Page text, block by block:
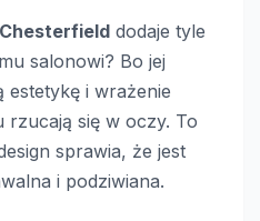
dodaje tyle
salonowi? Bo jej
i wrażenie
się w oczy. To
sprawia, że jest
i podziwiana.